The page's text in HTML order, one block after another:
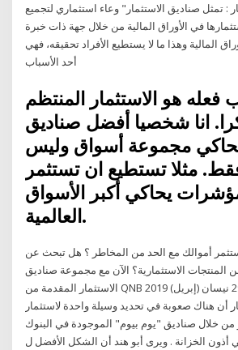
: تمثل صناديق الاستثمار" وعاء استثماري لتجميع
في الأوراق المالية من خلال جهة ذات خبرة
المالية وهذا ما لا يستطيع الأفراد تحقيقه، فهي
أحد الأسباب
هو الاستثمار المنتظم
انا شخصيا أفضل صناديق
مجموعة أسواق وليس
مثلا تستطيع ان تستثمر
يحاكي أكبر الأسواق
العالمية.
أموالك مع الحد من المخاطر ؟ هل تبحث عن
المنتجات الاستثمارية؟ الآن مع مجموعة صناديق
الاستثمار المقدمة من QNB الأهلي ، يمكنك اختيار 29 نيسان (إبريل) 2019
أن هناك صعوبة في تحديد وسيلة واحدة لاستثمار
من خلال صناديق "يوم بيوم" الموجودة في البنوك
أذون الخزانة . ويرى أبو هند أن الشكل الأفضل ل